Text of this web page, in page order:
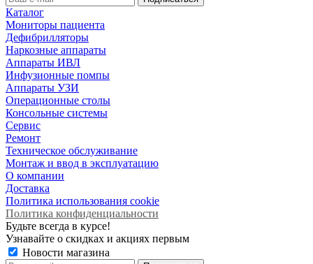
Каталог
Мониторы пациента
Дефибрилляторы
Наркозные аппараты
Аппараты ИВЛ
Инфузионные помпы
Аппараты УЗИ
Операционные столы
Консольные системы
Сервис
Ремонт
Техническое обслуживание
Монтаж и ввод в эксплуатацию
О компании
Доставка
Политика использования cookie
Политика конфиденциальности
Будьте всегда в курсе!
Узнавайте о скидках и акциях первым
Новости магазина